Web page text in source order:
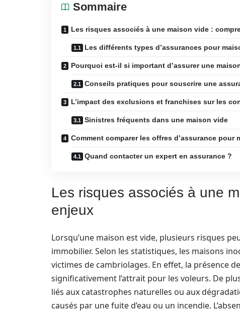
Sommaire
Les risques associés à une maison vide :
Les différents types d’assurances pour
Pourquoi est-il si important d’assurer une
Conseils pratiques pour souscrire une
L’impact des exclusions et franchises sur les
Sinistres fréquents dans une maison vide
Comment comparer les offres d’assurance pour
Quand contacter un expert en assurance ?
Les risques associés à une
enjeux
Lorsqu’une maison est vide, plusieurs risques
immobilier. Selon les statistiques, les maisons
victimes de cambriolages. En effet, la présence
significativement l’attrait pour les voleurs. De
liés aux catastrophes naturelles ou aux
causés par une fuite d’eau ou un incendie.